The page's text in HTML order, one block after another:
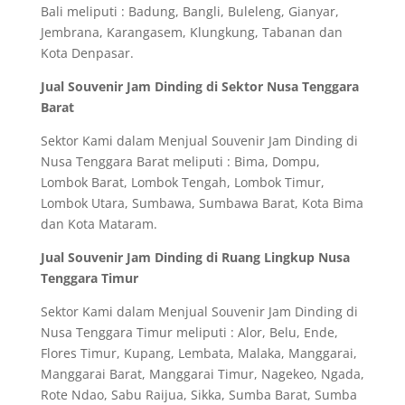
Bali meliputi : Badung, Bangli, Buleleng, Gianyar,
Jembrana, Karangasem, Klungkung, Tabanan dan
Kota Denpasar.
Jual Souvenir Jam Dinding di Sektor Nusa Tenggara
Barat
Sektor Kami dalam Menjual Souvenir Jam Dinding di
Nusa Tenggara Barat meliputi : Bima, Dompu,
Lombok Barat, Lombok Tengah, Lombok Timur,
Lombok Utara, Sumbawa, Sumbawa Barat, Kota Bima
dan Kota Mataram.
Jual Souvenir Jam Dinding di Ruang Lingkup Nusa
Tenggara Timur
Sektor Kami dalam Menjual Souvenir Jam Dinding di
Nusa Tenggara Timur meliputi : Alor, Belu, Ende,
Flores Timur, Kupang, Lembata, Malaka, Manggarai,
Manggarai Barat, Manggarai Timur, Nagekeo, Ngada,
Rote Ndao, Sabu Raijua, Sikka, Sumba Barat, Sumba